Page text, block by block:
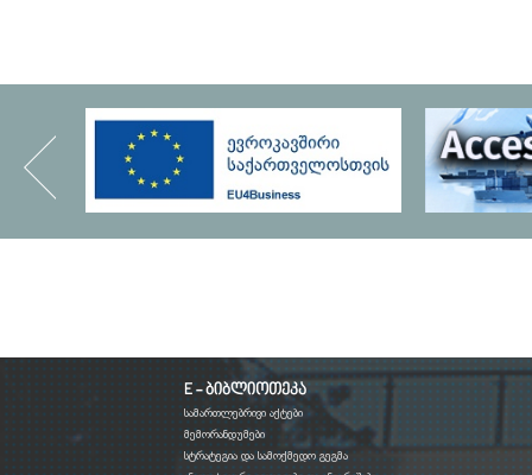
E - ბიბლიოთეკა
სამართლებრივი აქტები
მემორანდუმები
სტრატეგია და სამოქმედო გეგმა